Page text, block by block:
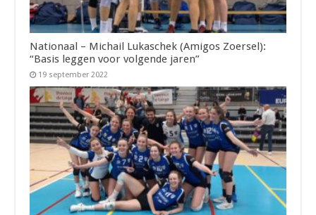
Nationaal – Michail Lukaschek (Amigos Zoersel):
“Basis leggen voor volgende jaren”
19 september 2022